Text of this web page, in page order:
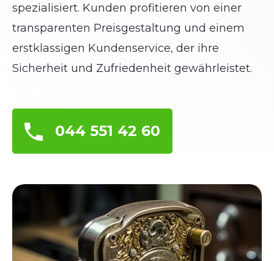
spezialisiert. Kunden profitieren von einer
transparenten Preisgestaltung und einem
erstklassigen Kundenservice, der ihre
Sicherheit und Zufriedenheit gewährleistet.
044 551 42 60